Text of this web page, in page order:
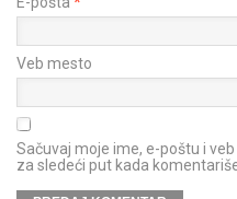
Veb mesto
Sačuvaj moje ime, e-poštu i
za sledeći put kada